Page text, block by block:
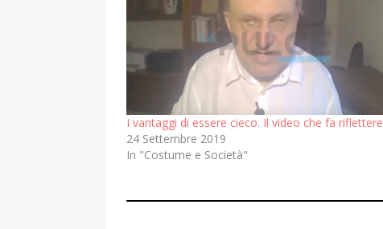
I vantaggi di essere cieco. Il video che fa riflettere
24 Settembre 2019
In "Costume e Società"